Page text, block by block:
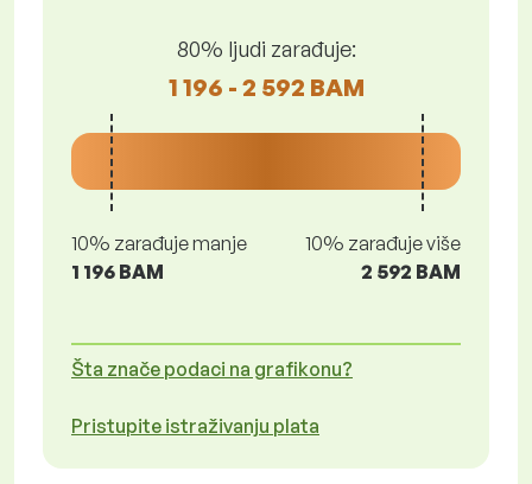
80% ljudi zarađuje:
1 196 - 2 592 BAM
10% zarađuje manje
1 196 BAM
10% zarađuje više
2 592 BAM
Šta znače podaci na grafikonu?
Pristupite istraživanju plata